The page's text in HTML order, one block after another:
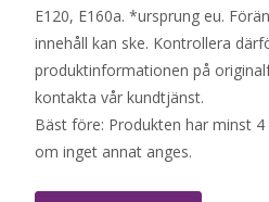
E120, E160a. *ursprung eu.
innehåll kan ske. Kontrollera
produktinformationen på
kontakta vår kundtjänst.
Bäst före: Produkten har minst
om inget annat anges.